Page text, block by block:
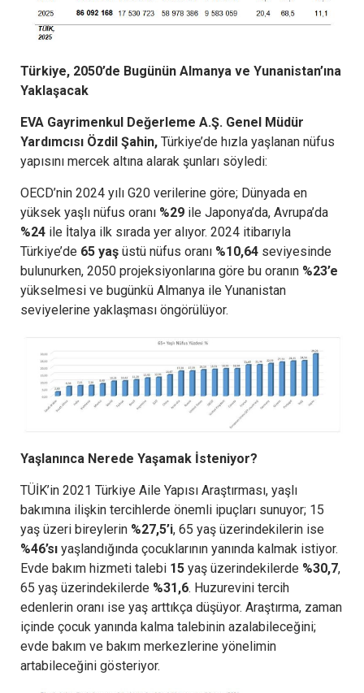
Türkiye, 2050’de Bugünün Almanya ve Yunanistan’ına
Yaklaşacak
EVA Gayrimenkul Değerleme A.Ş. Genel Müdür
Yardımcısı Özdil Şahin, Türkiye’de hızla yaşlanan nüfus
yapısını mercek altına alarak şunları söyledi:
OECD’nin 2024 yılı G20 verilerine göre; Dünyada en
yüksek yaşlı nüfus oranı %29 ile Japonya’da, Avrupa’da
%24 ile İtalya ilk sırada yer alıyor. 2024 itibarıyla
Türkiye’de 65 yaş üstü nüfus oranı %10,64 seviyesinde
bulunurken, 2050 projeksiyonlarına göre bu oranın %23’e
yükselmesi ve bugünkü Almanya ile Yunanistan
seviyelerine yaklaşması öngörülüyor.
Yaşlanınca Nerede Yaşamak İsteniyor?
TÜİK’in 2021 Türkiye Aile Yapısı Araştırması, yaşlı
bakımına ilişkin tercihlerde önemli ipuçları sunuyor; 15
yaş üzeri bireylerin %27,5’i, 65 yaş üzerindekilerin ise
%46’sı yaşlandığında çocuklarının yanında kalmak istiyor.
Evde bakım hizmeti talebi 15 yaş üzerindekilerde %30,7,
65 yaş üzerindekilerde %31,6. Huzurevini tercih
edenlerin oranı ise yaş arttıkça düşüyor. Araştırma, zaman
içinde çocuk yanında kalma talebinin azalabileceğini;
evde bakım ve bakım merkezlerine yönelimin
artabileceğini gösteriyor.